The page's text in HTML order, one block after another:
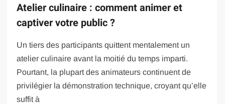
Atelier culinaire : comment animer et
captiver votre public ?
Un tiers des participants quittent mentalement un
atelier culinaire avant la moitié du temps imparti.
Pourtant, la plupart des animateurs continuent de
privilégier la démonstration technique, croyant qu’elle
suffit à